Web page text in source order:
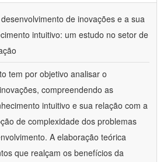
de inovações e a sua
intuitivo: um estudo no setor de
tem por objetivo analisar o
compreendendo as
intuitivo e sua relação com a
de complexidade dos problemas
A elaboração teórica
que realçam os benefícios da